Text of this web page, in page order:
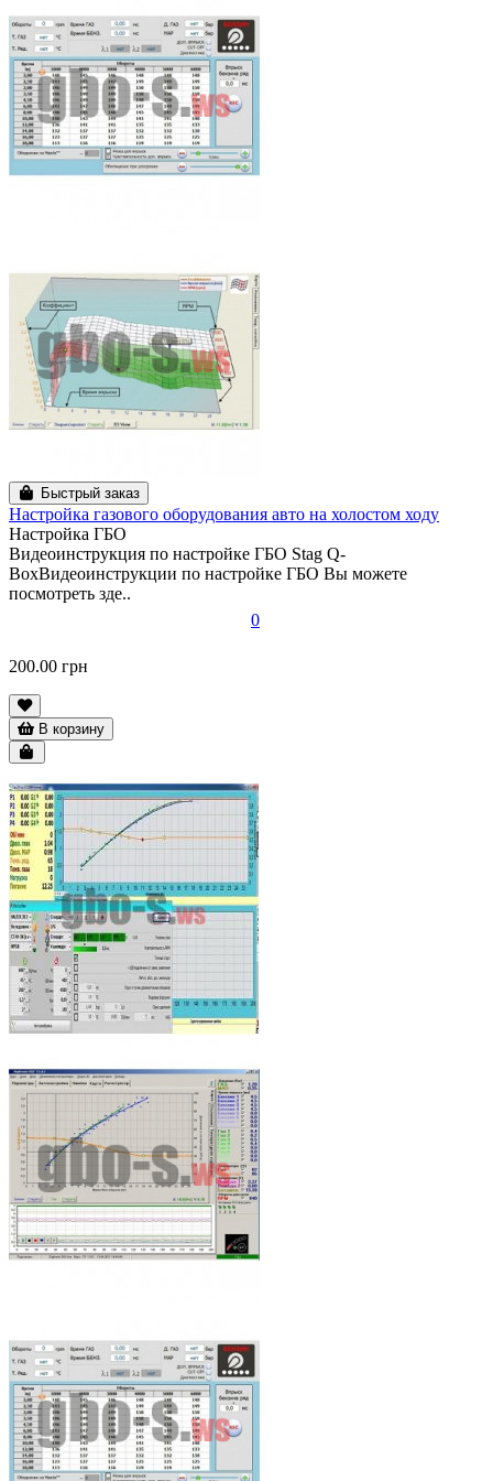
Быстрый заказ
Настройка газового оборудования авто на холостом ходу
Настройка ГБО
Видеоинструкция по настройке ГБО Stag Q-
BoxВидеоинструкции по настройке ГБО Вы можете
посмотреть зде..
0
200.00 грн
В корзину